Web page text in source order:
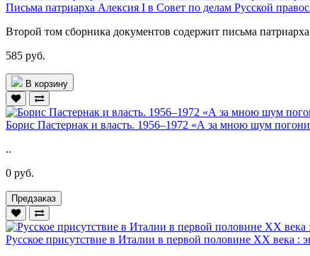
Письма патриарха Алексия I в Совет по делам Русской
Второй том сборника документов содержит письма
585 руб.
В корзину
Борис Пастернак и власть. 1956–1972 «А за мною шум
..
0 руб.
Предзаказ
Русское присутствие в Италии в первой половине ХХ века :